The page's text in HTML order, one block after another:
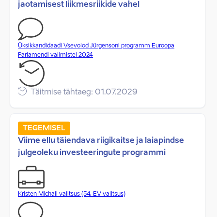
jaotamisest liikmesriikide vahel
Üksikkandidaadi Vsevolod Jürgensoni programm Euroopa
Parlamendi valimistel 2024
Täitmise tähtaeg: 01.07.2029
TEGEMISEL
Viime ellu täiendava riigikaitse ja laiapindse
julgeoleku investeeringute programmi
Kristen Michali valitsus (54. EV valitsus)